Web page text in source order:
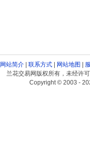
网站简介| 联系方式| 网站地图 |
兰花交易网版权所有，未经许
Copyright © 2003 -